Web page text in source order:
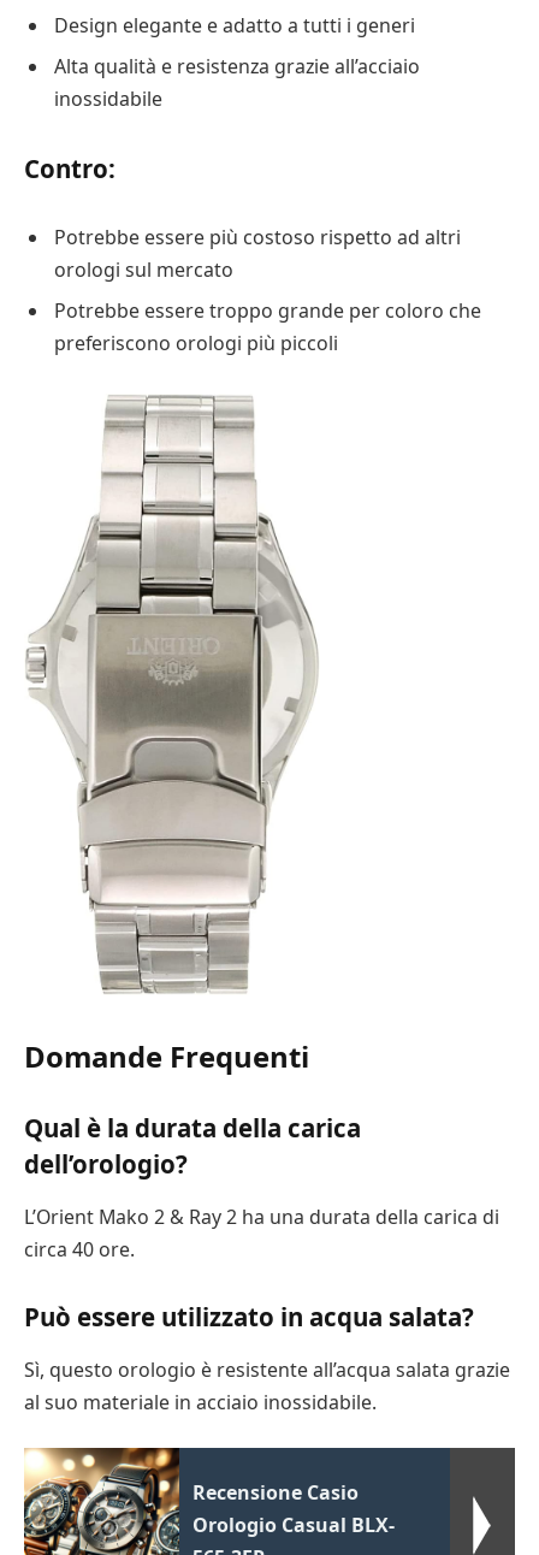
Design elegante e adatto a tutti i generi
Alta qualità e resistenza grazie all’acciaio
inossidabile
Contro:
Potrebbe essere più costoso rispetto ad altri
orologi sul mercato
Potrebbe essere troppo grande per coloro che
preferiscono orologi più piccoli
Domande Frequenti
Qual è la durata della carica
dell’orologio?
L’Orient Mako 2 & Ray 2 ha una durata della carica di
circa 40 ore.
Può essere utilizzato in acqua salata?
Sì, questo orologio è resistente all’acqua salata grazie
al suo materiale in acciaio inossidabile.
Recensione Casio
Orologio Casual BLX-